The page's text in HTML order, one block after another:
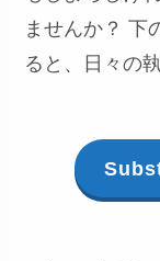
ませんか？ 下
ると、日々の